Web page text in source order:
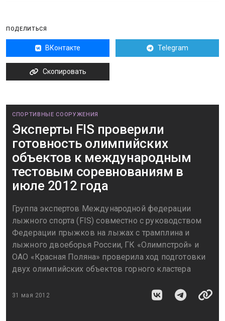
ПОДЕЛИТЬСЯ
ВКонтакте Telegram
Скопировать
СПОРТИВНЫЕ СООРУЖЕНИЯ
Эксперты FIS проверили
готовность олимпийских
объектов к международным
тестовым соревнованиям в
июле 2012 года
Группа экспертов Международной федерации
лыжного спорта (FIS) совместно с руководством
Федерации прыжков на лыжах с трамплина и
лыжного двоеборья России, ГК «Олимпстрой» и
ОАО «Красная Поляна» проверила ход подготовки
двух олимпийских объектов горного кластера
31 мая 2012